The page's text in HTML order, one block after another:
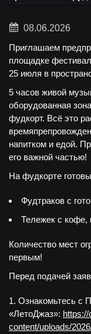
08.06.2026
Приглашаем
площадке
25 июля в
5 часов живой
оборудованная
фудкорт. Всё это
напитком и едой.
его важной частью!
На фудкорте
Фудтраков с
Тележек с
Количество мест
первым!
Перед подачей
Ознакомьтесь с
«ЛетоДжаз»:
content/uploads/